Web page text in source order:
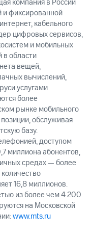
компания в России
и фиксированной
кабельного
цифровых сервисов,
и мобильных
области
вещей,
вычислений,
услугами
более
рынке мобильного
обслуживая
базу.
доступом
миллиона абонентов,
средах — более
16,8 миллионов.
из более чем 4 200
на Московской
www.mts.ru